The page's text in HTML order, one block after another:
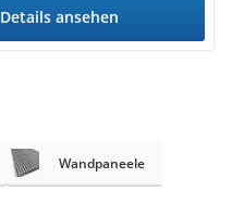
Details ansehen
Wandpaneele